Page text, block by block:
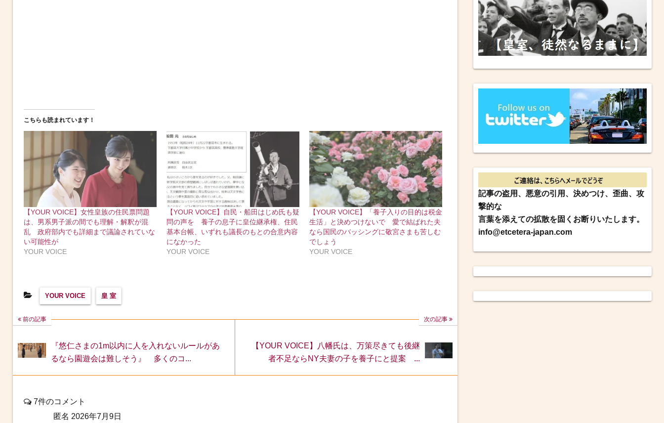
こちらも読まれています！
【YOUR VOICE】女性皇族の住民票問題
は、男系男子派の間でも理解・解釈が混
乱 政府部内でも詳細まで議論されていな
い可能性が
YOUR VOICE
【YOUR VOICE】自民・船田はじめ氏も疑
問の声を 養子の息子に皇位継承権、住民
基本台帳、いずれも議長のもとの合意内容
になかった
YOUR VOICE
【YOUR VOICE】「養子入りの目的は税金
生活」と決めつけないで 愛で結ばれた夫
なら国民のバッシングに敬宮さまも苦しむ
でしょう
YOUR VOICE
YOUR VOICE 皇 室
前の記事
『悠仁さまの1m以内に人を入れないルールがあ
るなら園遊会は難しそう』 多くのコ...
次の記事
【YOUR VOICE】八幡氏は、万策尽きても後継
者不足ならNY夫妻の子を養子にと提案 ...
7件のコメント
匿名 2026年7月9日
記事の盗用、悪意の引用、決めつけ、歪曲、攻
撃的な
言葉を添えての拡散を固くお断りいたします。
info@etcetera-japan.com